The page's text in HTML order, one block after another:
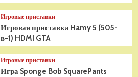
Игровые приставки
Игровая приставка Hamy 5 (505-
в-1) HDMI GTA
Игровые приставки
Игра Sponge Bob SquarePants